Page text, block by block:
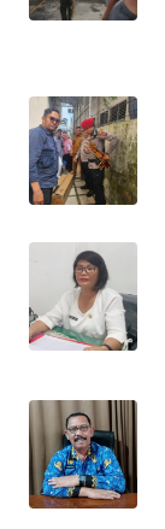
SIBER
REDAKSI
DISCLAIMER
Wahana
WN
SUMUT